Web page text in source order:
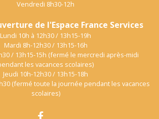
Vendredi 8h30-12h
de l'Espace France Services
Lundi 10h à 12h30 / 13h15-19h
Mardi 8h-12h30 / 13h15-16h
/ 13h15-15h (fermé le mercredi après-midi
les vacances scolaires)
Jeudi 10h-12h30 / 13h15-18h
(fermé toute la journée pendant les vacances
scolaires)